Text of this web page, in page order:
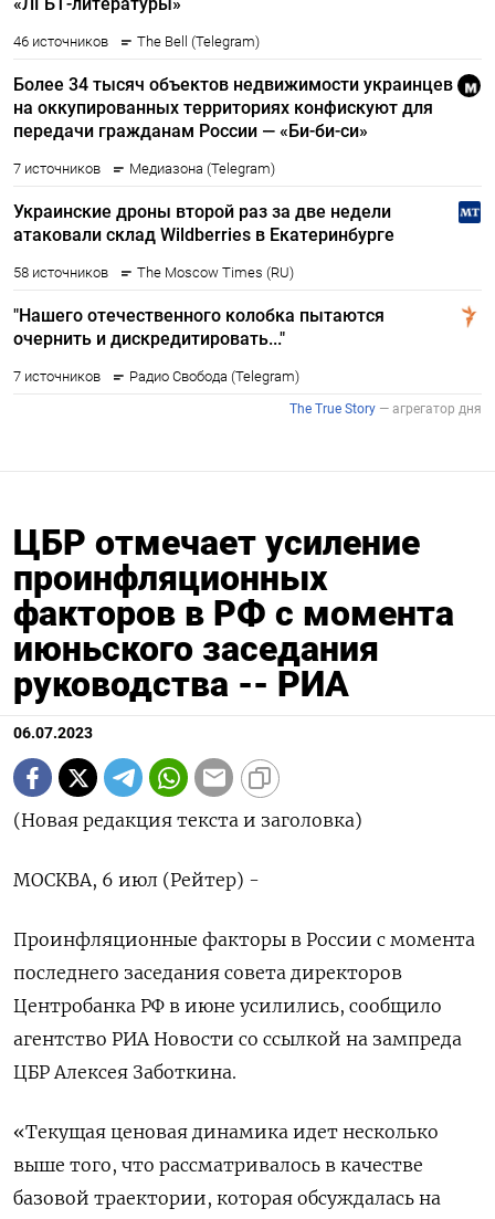
ЦБР отмечает усиление
проинфляционных
факторов в РФ с момента
июньского заседания
руководства -- РИА
06.07.2023
(Новая редакция текста и заголовка)
МОСКВА, 6 июл (Рейтер) -
Проинфляционные факторы в России с момента
последнего заседания совета директоров
Центробанка РФ в июне усилились, сообщило
агентство РИА Новости со ссылкой на зампреда
ЦБР Алексея Заботкина.
«Текущая ценовая динамика идет несколько
выше того, что рассматривалось в качестве
базовой траектории, которая обсуждалась на